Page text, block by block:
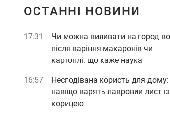
ОСТАННІ НОВИНИ
17:31
Чи можна виливати на город
після варіння макаронів чи
картоплі: що каже наука
16:57
Несподівана користь для дому:
навіщо варять лавровий лист із
корицею